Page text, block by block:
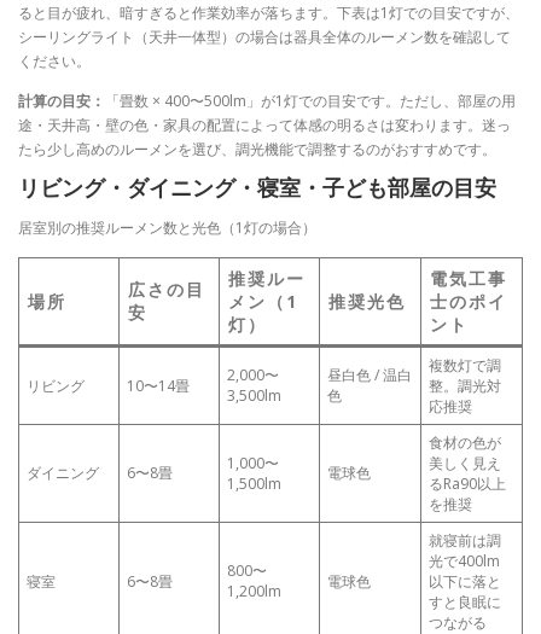
ると目が疲れ、暗すぎると作業効率が落ちます。下表は1灯での目安ですが、
シーリングライト（天井一体型）の場合は器具全体のルーメン数を確認して
ください。
計算の目安：
「畳数 × 400〜500lm」が1灯での目安です。ただし、部屋の用
途・天井高・壁の色・家具の配置によって体感の明るさは変わります。迷っ
たら少し高めのルーメンを選び、調光機能で調整するのがおすすめです。
リビング・ダイニング・寝室・子ども部屋の目安
居室別の推奨ルーメン数と光色（1灯の場合）
場所
広さの目
安
推奨ルー
メン（1
灯）
推奨光色
電気工事
士のポイ
ント
リビング 10〜14畳
2,000〜
3,500lm
昼白色 / 温白
色
複数灯で調
整。調光対
応推奨
ダイニング 6〜8畳
1,000〜
1,500lm
電球色
食材の色が
美しく見え
るRa90以上
を推奨
寝室 6〜8畳
800〜
1,200lm
電球色
就寝前は調
光で400lm
以下に落と
すと良眠に
つながる